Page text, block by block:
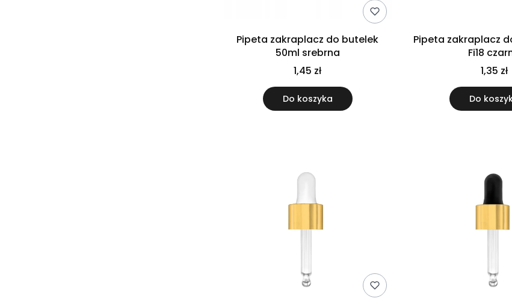
Pipeta zakraplacz do butelek
50ml srebrna
1,45 zł
Do koszyka
Pipeta zakraplacz
Fi18
1,35 zł
Do